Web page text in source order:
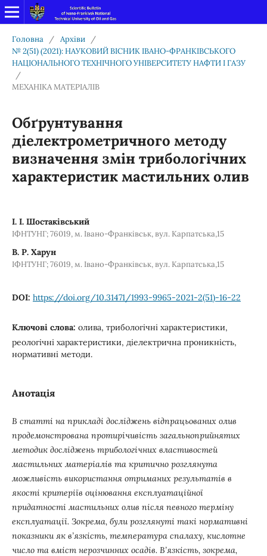
Головна / Архіви
/
№ 2(51) (2021): НАУКОВИЙ ВІСНИК ІВАНО-ФРАНКІВСЬКОГО
НАЦІОНАЛЬНОГО ТЕХНІЧНОГО УНІВЕРСИТЕТУ НАФТИ І ГАЗУ
/
МЕХАНІКА МАТЕРІАЛІВ
Обґрунтування
діелектрометричного методу
визначення змін трибологічних
характеристик мастильних олив
І. І. Шостаківський
ІФНТУНГ; 76019, м. Івано-Франківськ, вул. Карпатська,15
В. Р. Харун
ІФНТУНГ; 76019, м. Івано-Франківськ, вул. Карпатська,15
DOI: https://doi.org/10.31471/1993-9965-2021-2(51)-16-22
Ключові слова: олива, трибологічні характеристики,
реологічні характеристики, діелектрична проникність,
нормативні методи.
Анотація
В статті на прикладі досліджень відпрацьованих олив
продемонстрована протирічивість загальноприйнятих
методик досліджень трибологічних властивостей
мастильних матеріалів та критично розглянута
можливість використання отриманих результатів в
якості критеріїв оцінювання експлуатаційної
придатності мастильних олив після певного терміну
експлуатації. Зокрема, були розглянуті такі нормативні
показники як в’язкість, температура спалаху, кислотне
число та вміст нерозчинних осадів. В’язкість, зокрема,